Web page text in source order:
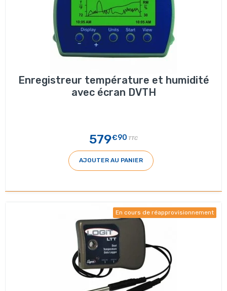
Enregistreur température et humidité
avec écran DVTH
579€90 TTC
AJOUTER AU PANIER
En cours de réapprovisionnement